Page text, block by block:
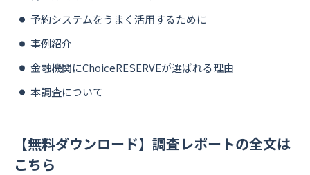
予約システムをうまく活用するために
事例紹介
金融機関にChoiceRESERVEが選ばれる理由
本調査について
【無料ダウンロード】調査レポートの全文は
こちら